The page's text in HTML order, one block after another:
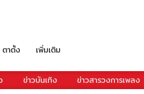
ตาตั้ง เพิ่มเติม
ข่าวบันเทิง ข่าวสารวงการเพลง